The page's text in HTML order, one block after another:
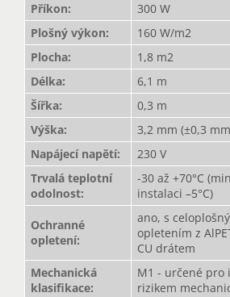
Příkon:
300 W
Plošný výkon:
160 W/m2
Plocha:
1,8 m2
Délka:
6,1 m
Šířka:
0,3 m
Výška:
3,2 mm (±0,3
Napájecí napětí:
230 V
Trvalá teplotní
odolnost:
-30 až +70°C
instalaci –5°C)
Ochranné
opletení:
ano, s
opletením z
CU drátem
Mechanická
klasifikace:
M1 - určené pro
rizikem